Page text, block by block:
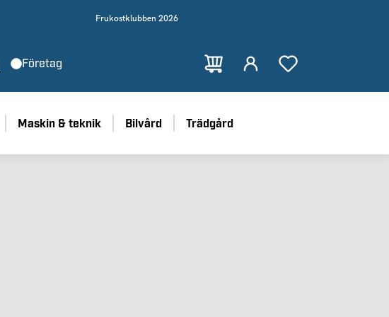
Frukostklubben 2026
Företag
Maskin & teknik Bilvård Trädgård